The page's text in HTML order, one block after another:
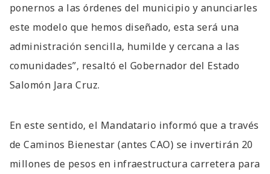
ponernos a las órdenes del municipio y anunciarles
este modelo que hemos diseñado, esta será una
administración sencilla, humilde y cercana a las
comunidades”, resaltó el Gobernador del Estado
Salomón Jara Cruz.
En este sentido, el Mandatario informó que a través
de Caminos Bienestar (antes CAO) se invertirán 20
millones de pesos en infraestructura carretera para